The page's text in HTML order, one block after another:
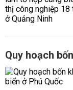
Quy hoạch